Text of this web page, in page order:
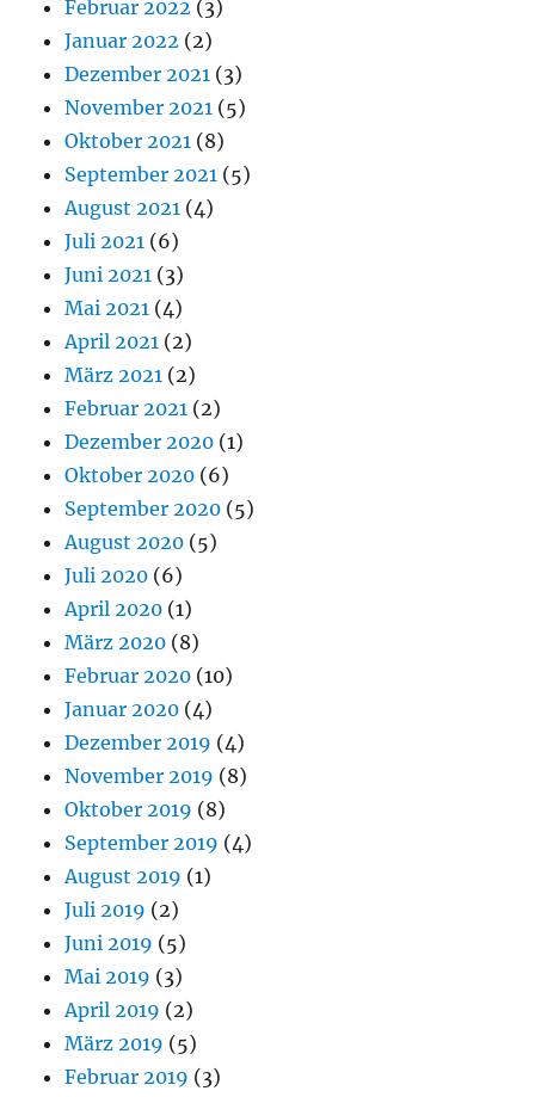
Februar 2022 (3)
Januar 2022 (2)
Dezember 2021 (3)
November 2021 (5)
Oktober 2021 (8)
September 2021 (5)
August 2021 (4)
Juli 2021 (6)
Juni 2021 (3)
Mai 2021 (4)
April 2021 (2)
März 2021 (2)
Februar 2021 (2)
Dezember 2020 (1)
Oktober 2020 (6)
September 2020 (5)
August 2020 (5)
Juli 2020 (6)
April 2020 (1)
März 2020 (8)
Februar 2020 (10)
Januar 2020 (4)
Dezember 2019 (4)
November 2019 (8)
Oktober 2019 (8)
September 2019 (4)
August 2019 (1)
Juli 2019 (2)
Juni 2019 (5)
Mai 2019 (3)
April 2019 (2)
März 2019 (5)
Februar 2019 (3)